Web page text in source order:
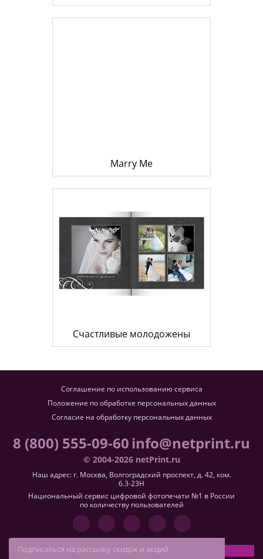
Marry Me
Счастливые молодожены
Соглашение по использованию сервиса
Положение по обработке персональных данных
Согласие на обработку персональных данных
8 (800) 555-09-60info@netprint.ru
© 2004-2026 netPrint.ru
Наш адрес: г. Москва, Волгоградский проспект, д. 42, ком.
6.3-23H
Национальный сервис цифровой фотопечати №1 в России
по количеству пользователей